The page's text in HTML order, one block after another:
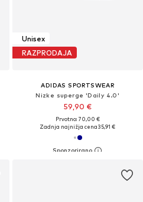
Unisex
RAZPRODAJA
ADIDAS SPORTSWEAR
Nizke superge 'Daily 4.0'
59,90 €
Prvotno: 70,00 €
Zadnja najnižja cena35,91 €